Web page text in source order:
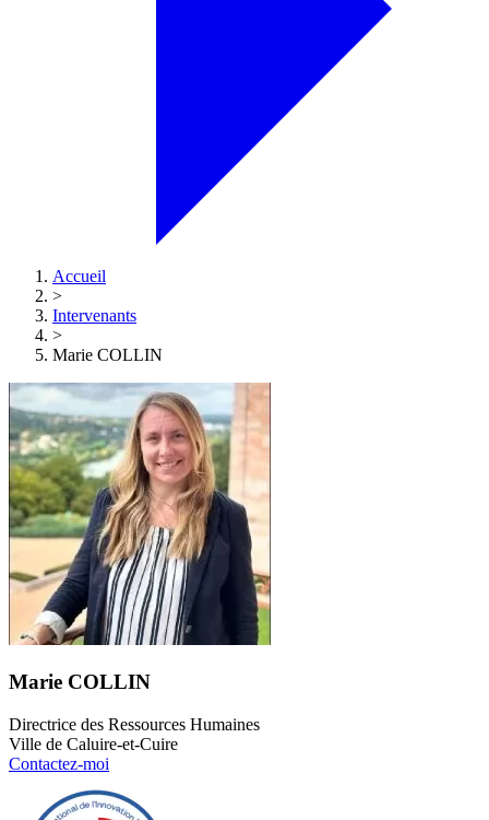
Accueil
>
Intervenants
>
Marie COLLIN
Marie COLLIN
Directrice des Ressources Humaines
Ville de Caluire-et-Cuire
Contactez-moi